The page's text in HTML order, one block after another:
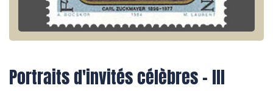
Portraits d'invités célèbres - lll